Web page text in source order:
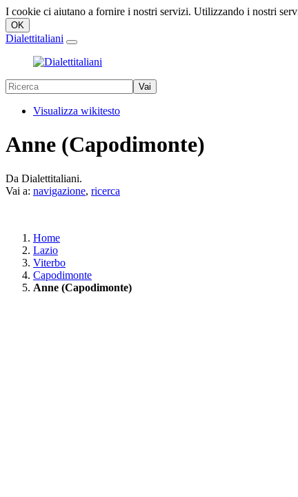
I cookie ci aiutano a fornire i nostri servizi. Utilizzando i nostri
Dialettitaliani
Visualizza wikitesto
Anne (Capodimonte)
Da Dialettitaliani.
Vai a: navigazione, ricerca
Home
Lazio
Viterbo
Capodimonte
Anne (Capodimonte)